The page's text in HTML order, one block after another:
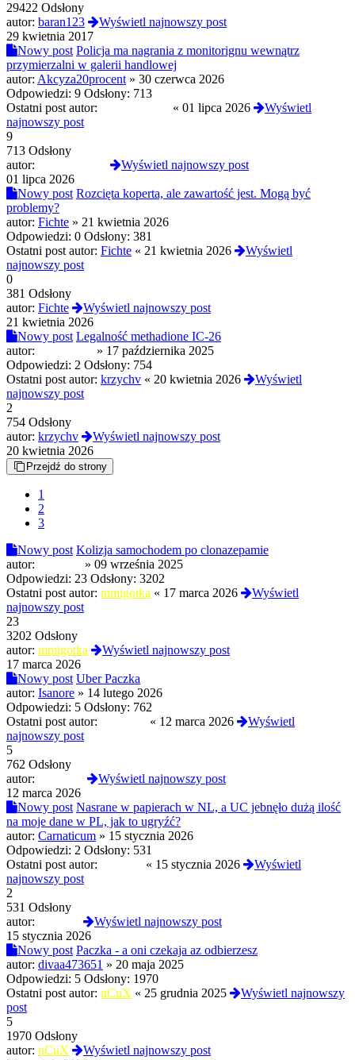
29422 Odsłony
autor: baran123
Wyświetl najnowszy post
29 kwietnia 2017
Nowy post Policja ma nagrania z monitorignu wewnątrz
przymierzalni w galerii handlowej
autor: Akcyza20procent » 30 czerwca 2026
Odpowiedzi: 9 Odsłony: 713
Ostatni post autor:
« 01 lipca 2026
Wyświetl
najnowszy post
9
713 Odsłony
autor:
Wyświetl najnowszy post
01 lipca 2026
Nowy post Rozcięta koperta, ale zawartość jest. Mogą być
problemy?
autor: Fichte » 21 kwietnia 2026
Odpowiedzi: 0 Odsłony: 381
Ostatni post autor: Fichte « 21 kwietnia 2026
Wyświetl
najnowszy post
0
381 Odsłony
autor: Fichte
Wyświetl najnowszy post
21 kwietnia 2026
Nowy post Legalność methadione IC-26
autor:
» 17 października 2025
Odpowiedzi: 2 Odsłony: 754
Ostatni post autor: krzychv « 20 kwietnia 2026
Wyświetl
najnowszy post
2
754 Odsłony
autor: krzychv
Wyświetl najnowszy post
20 kwietnia 2026
Przejdź do strony
1
2
3
Nowy post Kolizja samochodem po clonazepamie
autor:
» 09 września 2025
Odpowiedzi: 23 Odsłony: 3202
Ostatni post autor: mmigotka « 17 marca 2026
Wyświetl
najnowszy post
23
3202 Odsłony
autor: mmigotka
Wyświetl najnowszy post
17 marca 2026
Nowy post Uber Paczka
autor: Isanore » 14 lutego 2026
Odpowiedzi: 5 Odsłony: 762
Ostatni post autor:
« 12 marca 2026
Wyświetl
najnowszy post
5
762 Odsłony
autor:
Wyświetl najnowszy post
12 marca 2026
Nowy post Nasrane w papierach w NL, a UC jebnęło dużą ilość
na moje dane w PL, jak to ugryźć?
autor: Carnaticum » 15 stycznia 2026
Odpowiedzi: 2 Odsłony: 531
Ostatni post autor:
« 15 stycznia 2026
Wyświetl
najnowszy post
2
531 Odsłony
autor:
Wyświetl najnowszy post
15 stycznia 2026
Nowy post Paczka - a oni czekaja az odbierzesz
autor: divaa473651 » 20 maja 2025
Odpowiedzi: 5 Odsłony: 1970
Ostatni post autor: nCuX « 25 grudnia 2025
Wyświetl najnowszy
post
5
1970 Odsłony
autor: nCuX
Wyświetl najnowszy post